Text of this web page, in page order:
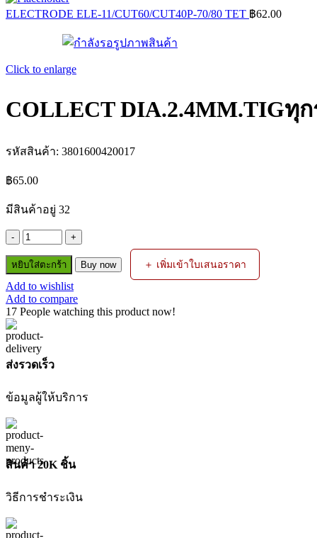
ELECTRODE ELE-11/CUT60/CUT40P-70/80 TET ฿62.00
Click to enlarge
COLLECT DIA.2.4MM.TIGทุ
รหัสสินค้า: 3801600420017
฿65.00
มีสินค้าอยู่ 32
จำนวน
COLLECT
DIA.2.4MM.TIGทุก
รุ่น
(BAWPTIGCOL04)
ชิ้น
หยิบใส่ตะกร้า Buy now ＋ เพิ่มเข้าใบเสนอราคา
Add to wishlist
Add to compare
17 People watching this product now!
ส่งรวดเร็ว
ข้อมูลผู้ให้บริการ
สินค้า 20K ชิ้น
วิธีการชำระเงิน